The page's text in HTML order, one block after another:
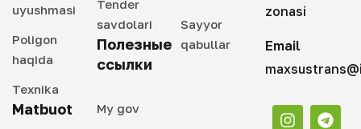
uyushmasi
Poligon
haqida
Texnika
Matbuot
Tender
savdolari
Полезные
ссылки
My gov
Sayyor
qabullar
zonasi
Email